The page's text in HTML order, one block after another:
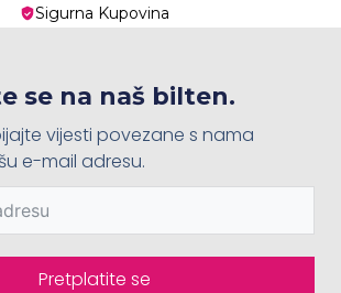
Sigurna Kupovina
se na naš bilten.
vijesti povezane s nama
e-mail adresu.
Pretplatite se